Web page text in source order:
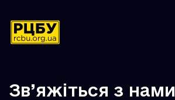
Зв’яжіться з нами